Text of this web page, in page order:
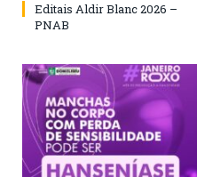
Editais Aldir Blanc 2026 –
PNAB